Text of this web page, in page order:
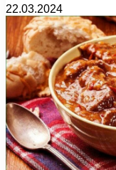
22.03.2024